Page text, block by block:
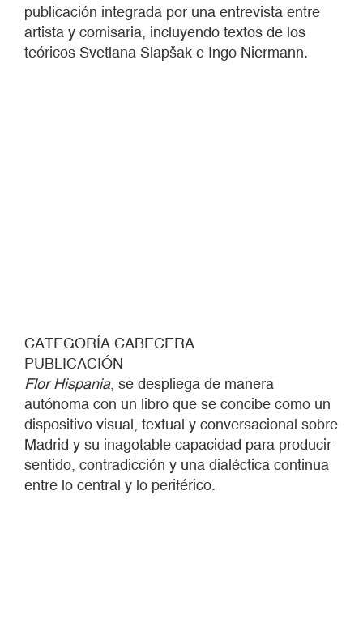
publicación integrada por una entrevista entre
artista y comisaria, incluyendo textos de los
teóricos Svetlana Slapšak e Ingo Niermann.
CATEGORÍA CABECERA
PUBLICACIÓN
Flor Hispania, se despliega de manera
autónoma con un libro que se concibe como un
dispositivo visual, textual y conversacional sobre
Madrid y su inagotable capacidad para producir
sentido, contradicción y una dialéctica continua
entre lo central y lo periférico.